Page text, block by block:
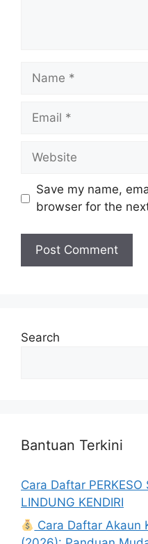
Name
Email
Website
Save my name,
browser for the
Search
Bantuan Terkini
Cara Daftar
LINDUNG KENDIRI
Cara Daftar Akaun